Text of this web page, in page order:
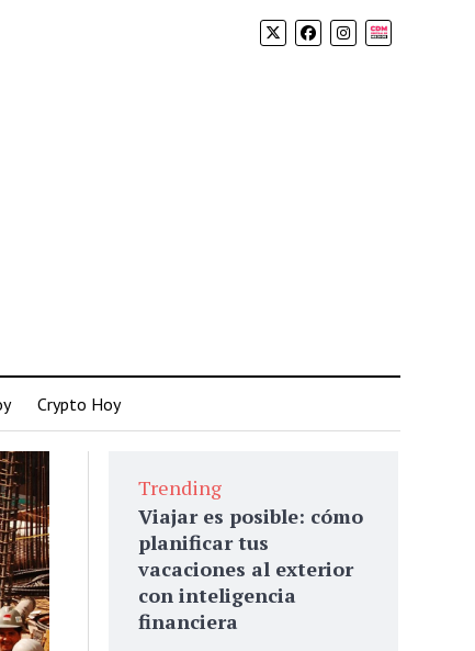
Biolink
Crypto Hoy
Trending
Viajar es posible: cómo
planificar tus
vacaciones al exterior
con inteligencia
financiera